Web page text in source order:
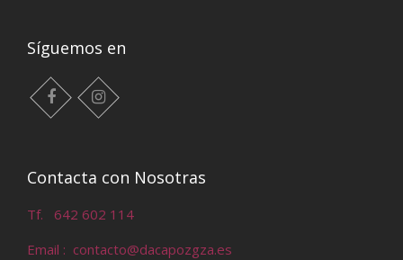
Síguemos en
facebook instagram
Contacta con Nosotras
Tf. 642 602 114
Email : contacto@dacapozgza.es